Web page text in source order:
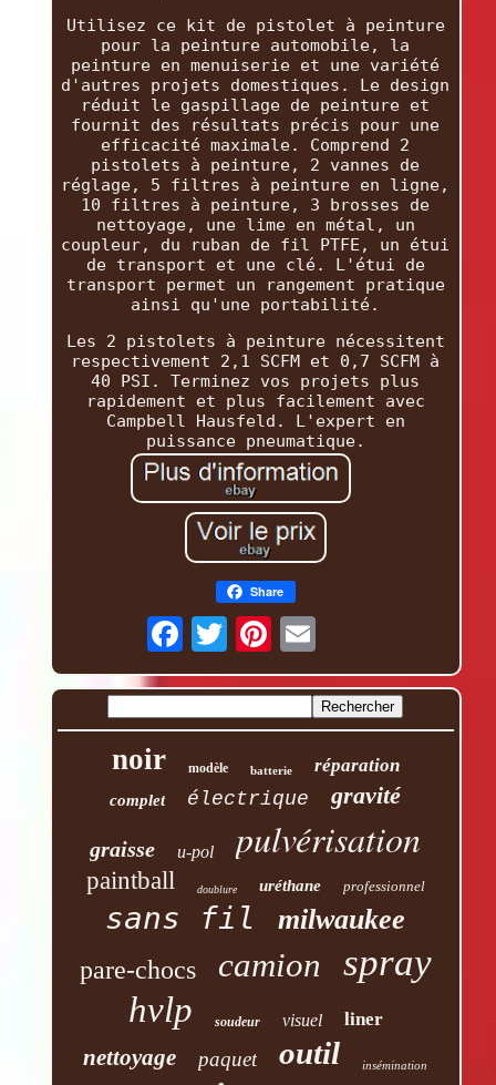
Utilisez ce kit de pistolet à peinture
pour la peinture automobile, la
peinture en menuiserie et une variété
d'autres projets domestiques. Le design
réduit le gaspillage de peinture et
fournit des résultats précis pour une
efficacité maximale. Comprend 2
pistolets à peinture, 2 vannes de
réglage, 5 filtres à peinture en ligne,
10 filtres à peinture, 3 brosses de
nettoyage, une lime en métal, un
coupleur, du ruban de fil PTFE, un étui
de transport et une clé. L'étui de
transport permet un rangement pratique
ainsi qu'une portabilité.
Les 2 pistolets à peinture nécessitent
respectivement 2,1 SCFM et 0,7 SCFM à
40 PSI. Terminez vos projets plus
rapidement et plus facilement avec
Campbell Hausfeld. L'expert en
puissance pneumatique.
Share
noir modèle batterie réparation
complet électrique gravité
graisse u-pol pulvérisation
paintball doublure uréthane professionnel
sans fil milwaukee
pare-chocs camion spray
hvlp soudeur visuel liner
nettoyage paquet outil insémination